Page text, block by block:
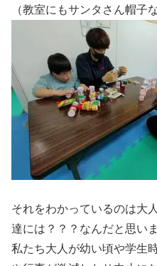
（教室にもサンタさん帽子
それをわかっているのは大
達には？？？なんだと思いま
私たち大人が幼い頃や学生